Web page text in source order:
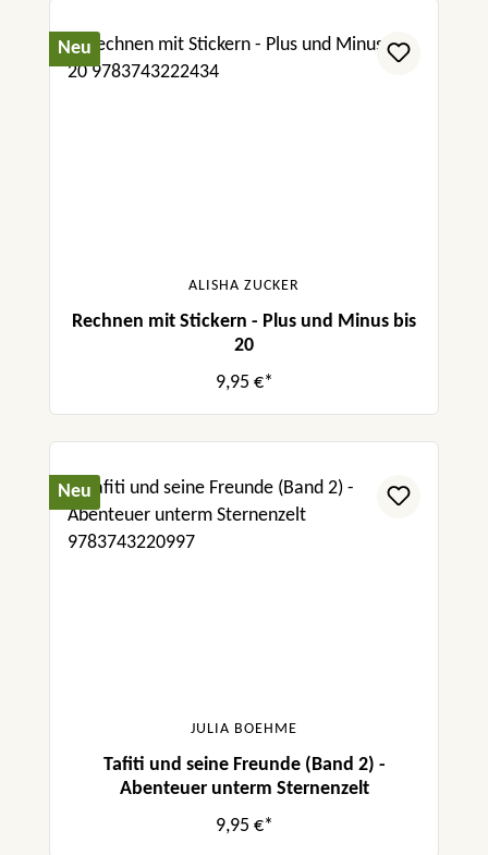
Neu
ALISHA ZUCKER
Rechnen mit Stickern - Plus und Minus bis
20
9,95 €*
Neu
JULIA BOEHME
Tafiti und seine Freunde (Band 2) -
Abenteuer unterm Sternenzelt
9,95 €*